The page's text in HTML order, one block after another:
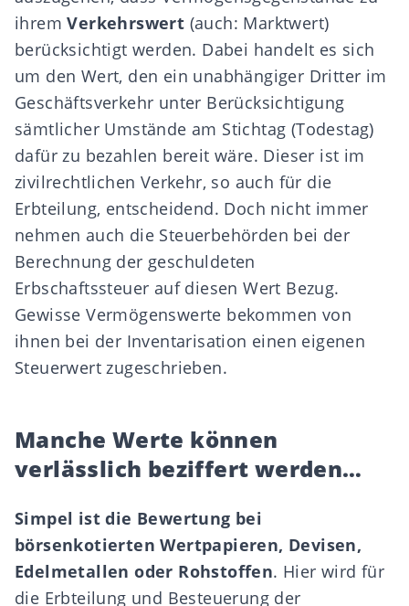
ihremVerkehrswert (auch: Marktwert)
berücksichtigt werden. Dabei handelt es sich
um den Wert, den ein unabhängiger Dritter im
Geschäftsverkehr unter Berücksichtigung
sämtlicher Umstände am Stichtag (Todestag)
dafür zu bezahlen bereit wäre. Dieser ist im
zivilrechtlichen Verkehr, so auch für die
Erbteilung, entscheidend. Doch nicht immer
nehmen auch die Steuerbehörden bei der
Berechnung der geschuldeten
Erbschaftssteuer auf diesen Wert Bezug.
Gewisse Vermögenswerte bekommen von
ihnen bei der Inventarisation einen eigenen
Steuerwert zugeschrieben.
Manche Werte können
verlässlich beziffert werden…
Simpel ist die Bewertung bei
börsenkotierten Wertpapieren, Devisen,
Edelmetallen oder Rohstoffen. Hier wird für
die Erbteilung und Besteuerung der